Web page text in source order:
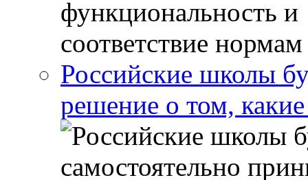
Российские школы
решение о том,